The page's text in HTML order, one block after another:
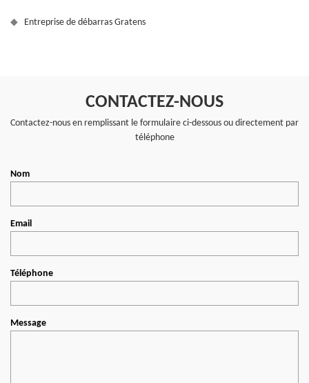
Entreprise de débarras Gratens
CONTACTEZ-NOUS
Contactez-nous en remplissant le formulaire ci-dessous ou directement par
téléphone
Nom
Email
Téléphone
Message